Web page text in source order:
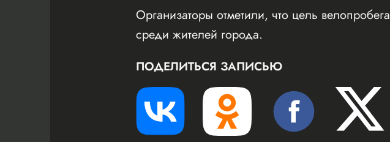
Организаторы отметили, что цель
среди жителей города.
ПОДЕЛИТЬСЯ ЗАПИСЬЮ